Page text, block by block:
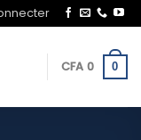
CFA 0 0